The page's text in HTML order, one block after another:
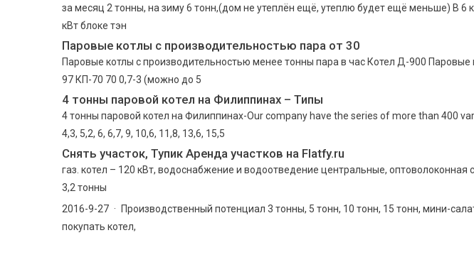
за месяц 2 тонны, на зиму 6 тонн,(дом не утеплён ещё, утеплю будет ещё меньше) В 6
кВт блоке тэн
Паровые котлы с производительностью пара от 30
Паровые котлы с производительностью менее тонны пара в час Котел Д-900
97 КП-70 70 0,7-3 (можно до 5
4 тонны паровой котел на Филиппинах – Типы
4 тонны паровой котел на Филиппинах-Our company have the series of more than 400
4,3, 5,2, 6, 6,7, 9, 10,6, 11,8, 13,6, 15,5
Снять участок, Тупик Аренда участков на Flatfy.ru
газ. котел – 120 кВт, водоснабжение и водоотведение центральные, оптоволоконная
3,2 тонны
2016-9-27 · Производственный потенциал 3 тонны, 5 тонн, 10 тонн, 15 тонн, мини-
покупать котел,